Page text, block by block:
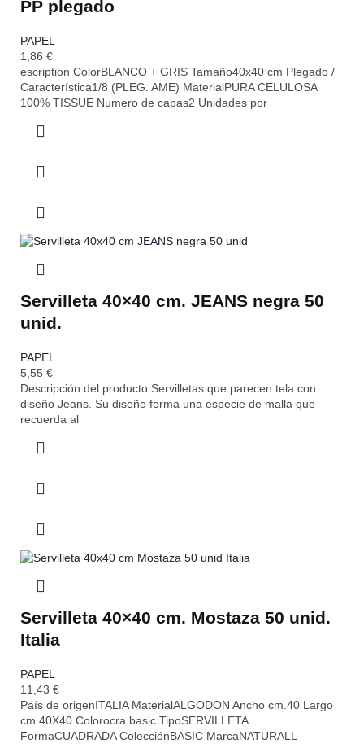
PP plegado
PAPEL
1,86 €
escription ColorBLANCO + GRIS Tamaño40x40 cm Plegado /
Característica1/8 (PLEG. AME) MaterialPURA CELULOSA
100% TISSUE Numero de capas2 Unidades por
Servilleta 40×40 cm. JEANS negra 50
unid.
PAPEL
5,55 €
Descripción del producto Servilletas que parecen tela con
diseño Jeans. Su diseño forma una especie de malla que
recuerda al
Servilleta 40×40 cm. Mostaza 50 unid.
Italia
PAPEL
11,43 €
País de origenITALIA MaterialALGODON Ancho cm.40 Largo
cm.40X40 Colorocra basic TipoSERVILLETA
FormaCUADRADA ColecciónBASIC MarcaNATURALL